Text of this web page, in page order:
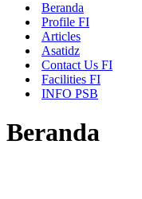
Beranda
Profile FI
Articles
Asatidz
Contact Us FI
Facilities FI
INFO PSB
Beranda